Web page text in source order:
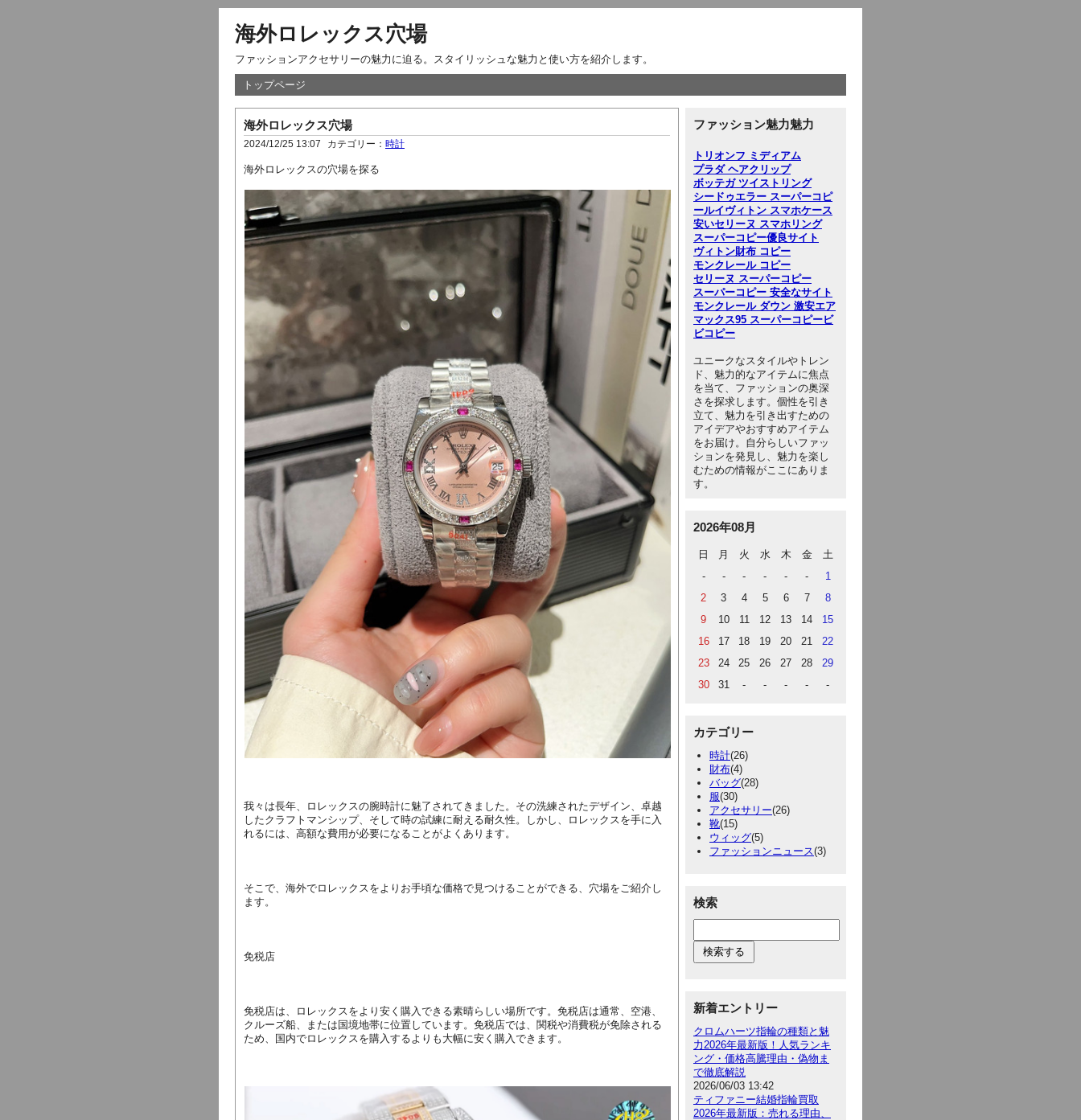
海外ロレックス穴場
ファッションアクセサリーの魅力に迫る。スタイリッシュな魅力と使い方を紹介します。
トップページ
海外ロレックス穴場
2024/12/25 13:07 カテゴリー： 時計
海外ロレックスの穴場を探る
我々は長年、ロレックスの腕時計に魅了されてきました。その洗練されたデザイン、卓越
したクラフトマンシップ、そして時の試練に耐える耐久性。しかし、ロレックスを手に入
れるには、高額な費用が必要になることがよくあります。
そこで、海外でロレックスをよりお手頃な価格で見つけることができる、穴場をご紹介し
ます。
免税店
免税店は、ロレックスをより安く購入できる素晴らしい場所です。免税店は通常、空港、
クルーズ船、または国境地帯に位置しています。免税店では、関税や消費税が免除される
ため、国内でロレックスを購入するよりも大幅に安く購入できます。
ファッション魅力魅力
トリオンフ ミディアム
プラダ ヘアクリップ
ボッテガ ツイストリング
シードゥエラー スーパーコピ
ールイヴィトン スマホケース
安いセリーヌ スマホリング
スーパーコピー優良サイト
ヴィトン財布 コピー
モンクレール コピー
セリーヌ スーパーコピー
スーパーコピー 安全なサイト
モンクレール ダウン 激安エア
マックス95 スーパーコピービ
ビコピー
ユニークなスタイルやトレン
ド、魅力的なアイテムに焦点
を当て、ファッションの奥深
さを探求します。個性を引き
立て、魅力を引き出すための
アイデアやおすすめアイテム
をお届け。自分らしいファッ
ションを発見し、魅力を楽し
むための情報がここにありま
す。
2026年08月
日 月 火 水 木 金
土
-
- - - - -
1
2
3 4 5 6 7
8
9
10 11 12 13 14
15
16
17 18 19 20 21
22
23
24 25 26 27 28
29
30
31 - - - - -
カテゴリー
時計(26)
財布(4)
バッグ(28)
服(30)
アクセサリー(26)
靴(15)
ウィッグ(5)
ファッションニュース(3)
検索
新着エントリー
クロムハーツ指輪の種類と魅
力2026年最新版！人気ランキ
ング・価格高騰理由・偽物ま
で徹底解説
2026/06/03 13:42
ティファニー結婚指輪買取
2026年最新版：売れる理由、